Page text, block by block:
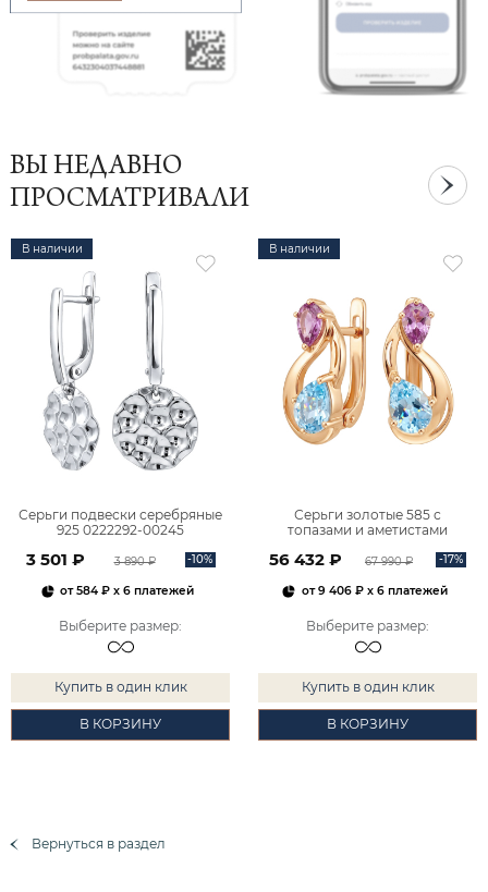
ВЫ НЕДАВНО
ПРОСМАТРИВАЛИ
В наличии
Серьги подвески серебряные
925 0222292-00245
3 501 ₽ 3 890 ₽ -10%
от584 ₽ x 6 платежей
Выберите размер:
Купить в один клик
В КОРЗИНУ
В наличии
Серьги золотые 585 с
топазами и аметистами
56 432 ₽ 67 990 ₽ -17%
от9 406 ₽x 6 платежей
Выберите размер:
Купить в один клик
В КОРЗИНУ
Вернуться в раздел